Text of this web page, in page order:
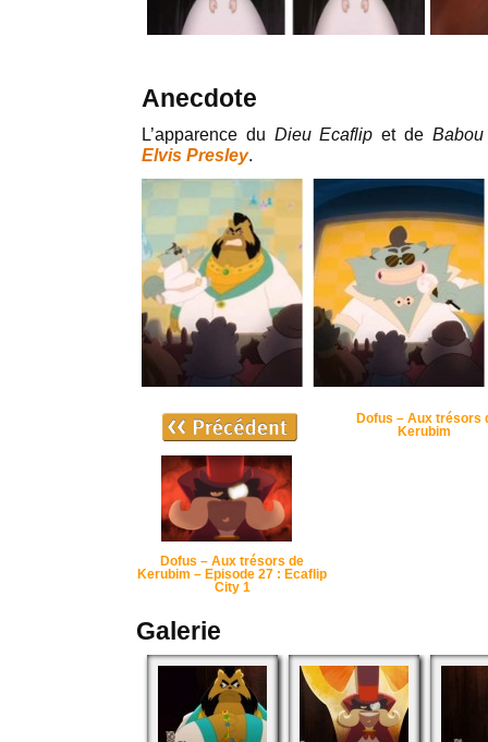
Anecdote
L’apparence du Dieu Ecaflip et de Babou
Elvis Presley.
Dofus – Aux trésors de
Kerubim – Episode 27 : Ecaflip
City 1
Dofus – Aux trésors
Kerubim
Galerie